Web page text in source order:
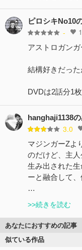
ピロシキNo10
- 1
アストロガンガ
結構好きだった
DVDは2話分1枚
hanghaji1138
3.0
マジンガーZよ
のだけど、主
生み出された
ーと融合して
…
>>続きを読む
あなたにおすすめの記事
似ている作品